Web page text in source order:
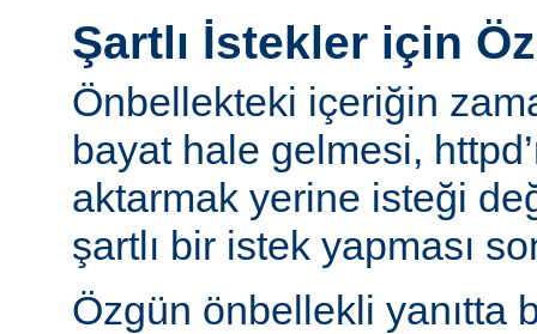
Şartlı İstekler için
Önbellekteki içeriğin
bayat hale gelmesi,
aktarmak yerine isteği
şartlı bir istek yapması
Özgün önbellekli yanıtta